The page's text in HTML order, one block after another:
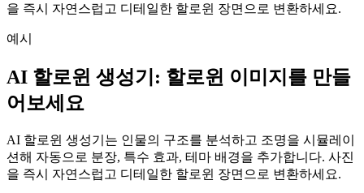
을 즉시 자연스럽고 디테일한 할로윈 장면으로 변환하세요.
예시
AI 할로윈 생성기: 할로윈 이미지를 만들
어보세요
AI 할로윈 생성기는 인물의 구조를 분석하고 조명을 시뮬레이
션해 자동으로 분장, 특수 효과, 테마 배경을 추가합니다. 사진
을 즉시 자연스럽고 디테일한 할로윈 장면으로 변환하세요.